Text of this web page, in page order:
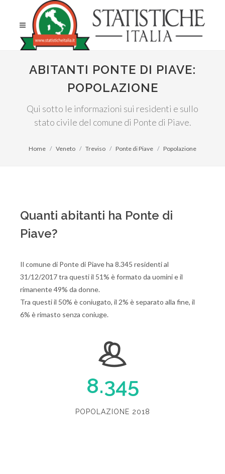
ABITANTI PONTE DI PIAVE:
POPOLAZIONE
Qui sotto le informazioni sui residenti e sullo
stato civile del comune di Ponte di Piave.
Home Veneto Treviso Ponte di Piave Popolazione
Quanti abitanti ha Ponte di
Piave?
Il comune di Ponte di Piave ha 8.345 residenti al
31/12/2017 tra questi il 51% è formato da uomini e il
rimanente 49% da donne.
Tra questi il 50% è coniugato, il 2% è separato alla fine, il
6% è rimasto senza coniuge.
8.345
POPOLAZIONE 2018